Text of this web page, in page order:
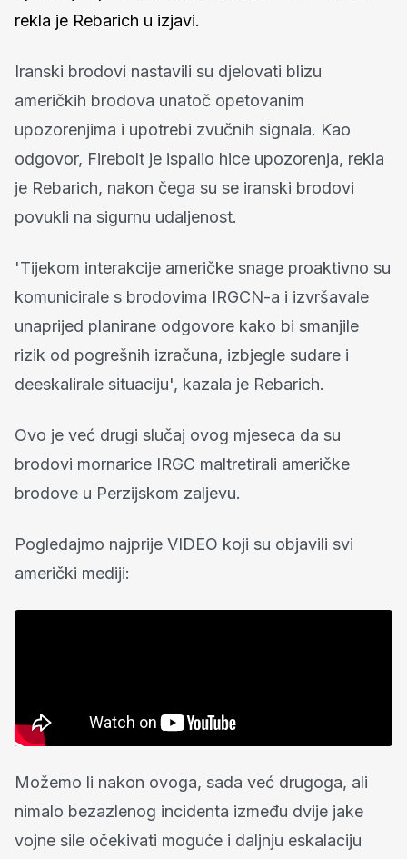
rekla je Rebarich u izjavi.
Iranski brodovi nastavili su djelovati blizu
američkih brodova unatoč opetovanim
upozorenjima i upotrebi zvučnih signala. Kao
odgovor, Firebolt je ispalio hice upozorenja, rekla
je Rebarich, nakon čega su se iranski brodovi
povukli na sigurnu udaljenost.
'Tijekom interakcije američke snage proaktivno su
komunicirale s brodovima IRGCN-a i izvršavale
unaprijed planirane odgovore kako bi smanjile
rizik od pogrešnih izračuna, izbjegle sudare i
deeskalirale situaciju', kazala je Rebarich.
Ovo je već drugi slučaj ovog mjeseca da su
brodovi mornarice IRGC maltretirali američke
brodove u Perzijskom zaljevu.
Pogledajmo najprije VIDEO koji su objavili svi
američki mediji:
Možemo li nakon ovoga, sada već drugoga, ali
nimalo bezazlenog incidenta između dvije jake
vojne sile očekivati moguće i daljnju eskalaciju